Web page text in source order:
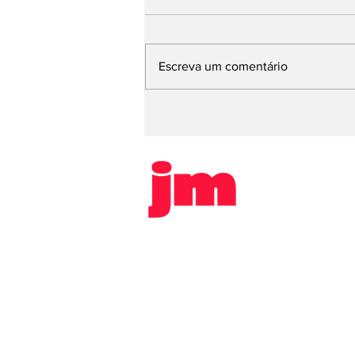
após denúncia de
estupro
Escreva um comentário